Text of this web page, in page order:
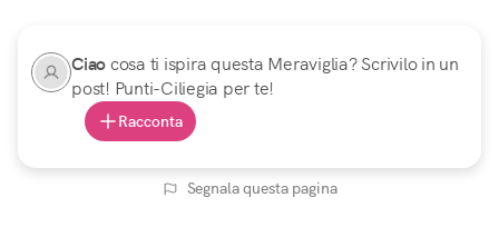
Ciaocosa ti ispira questa Meraviglia? Scrivilo in un
post! Punti-Ciliegia per te!
Racconta
Segnala questa pagina